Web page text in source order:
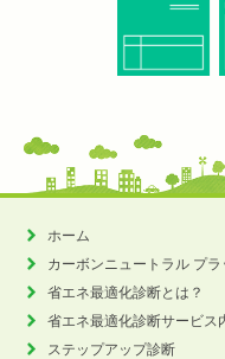
ホーム
カーボンニュートラル プラ
省エネ最適化診断とは？
省エネ最適化診断サービス
ステップアップ診断